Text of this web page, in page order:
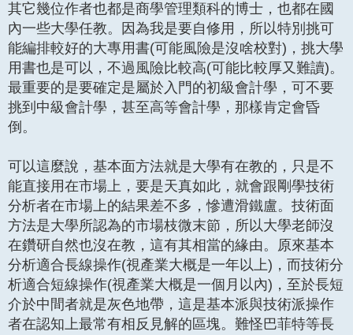
其它幾位作者也都是商學管理類科的博士，也都在國
內一些大學任教。因為我是要自修用，所以特別挑可
能編排較好的大專用書(可能風險是沒啥校對)，挑大學
用書也是可以，不過風險比較高(可能比較厚又難讀)。
最重要的是要確定是屬於入門的初級會計學，可不要
挑到中級會計學，甚至高等會計學，那樣肯定會昏
倒。
可以這麼說，基本面方法就是大學有在教的，只是不
能直接用在市場上，要是天真如此，就會跟剛學技術
分析者在市場上的結果差不多，慘遭滑鐵盧。技術面
方法是大學所認為的市場枝微末節，所以大學老師沒
在鑽研自然也沒在教，這有其相當的緣由。原來基本
分析適合長線操作(視產業大概是一年以上)，而技術分
析適合短線操作(視產業大概是一個月以內)，至於長短
介於中間者就是灰色地帶，這是基本派與技術派操作
者在認知上最常有相反見解的區塊。難怪巴菲特等長